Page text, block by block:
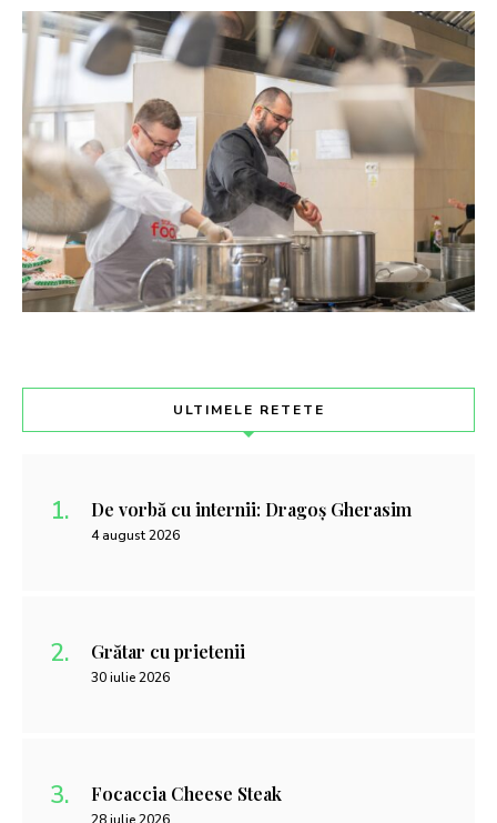
ULTIMELE RETETE
De vorbă cu internii: Dragoș Gherasim
4 august 2026
Grătar cu prietenii
30 iulie 2026
Focaccia Cheese Steak